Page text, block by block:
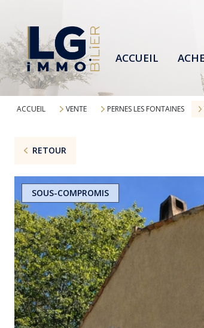
ACCUEIL TERRAINS
ACCUEIL VENTE PERNES LES FONTAINES
RETOUR
SOUS-COMPROMIS